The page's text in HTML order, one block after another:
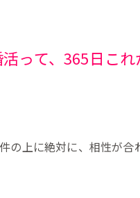
って、365日こ
の上に絶対に、相性が合